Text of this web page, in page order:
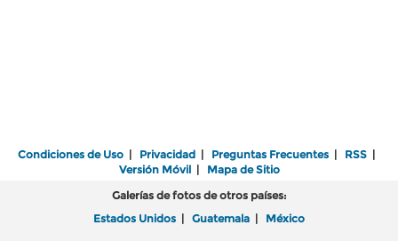
Condiciones de Uso | Privacidad | Preguntas Frecuentes | RSS |
Versión Móvil| Mapa de Sitio
Galerías de fotos de otros países:
Estados Unidos | Guatemala | México